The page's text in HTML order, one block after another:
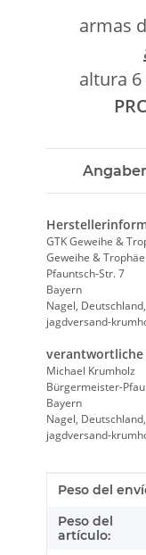
armas
altura
GTK Geweihe &
Geweihe &
Pfauntsch-Str. 7
Bayern
Nagel,
jagdversand-
verantwortliche
Michael Krumholz
Bürgermeister-
Bayern
Nagel,
jagdversand-
valor
Peso del
Peso del
artículo: